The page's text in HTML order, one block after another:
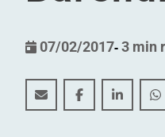
07/02/2017-3 min
Binnenkijken bij The
Binnenkijken